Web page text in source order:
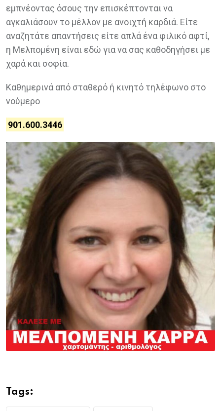
εμπνέοντας όσους την επισκέπτονται να
αγκαλιάσουν το μέλλον με ανοιχτή καρδιά. Είτε
αναζητάτε απαντήσεις είτε απλά ένα φιλικό αφτί,
η Μελπομένη είναι εδώ για να σας καθοδηγήσει με
χαρά και σοφία.
Καθημερινά από σταθερό ή κινητό τηλέφωνο στο
νούμερο
901.600.3446
Tags: